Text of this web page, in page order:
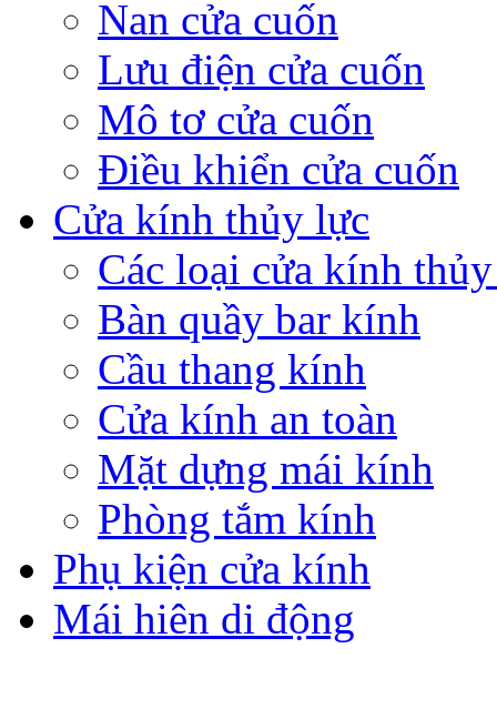
Nan cửa cuốn
Lưu điện cửa cuốn
Mô tơ cửa cuốn
Điều khiển cửa cuốn
Cửa kính thủy lực
Các loại cửa kính
Bàn quầy bar kính
Cầu thang kính
Cửa kính an toàn
Mặt dựng mái kính
Phòng tắm kính
Phụ kiện cửa kính
Mái hiên di động